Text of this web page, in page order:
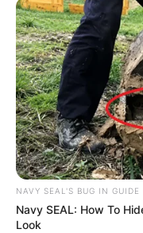
NAVY SEAL'S BUG IN GUIDE
Navy SEAL: How To
Look